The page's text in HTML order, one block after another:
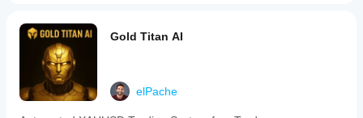
Gold Titan AI
elPache